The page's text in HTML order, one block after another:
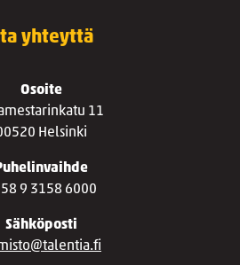
yhteyttä
Osoite
11
Helsinki
9 3158 6000
Sähköposti